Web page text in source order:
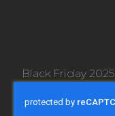
Black Friday 2025